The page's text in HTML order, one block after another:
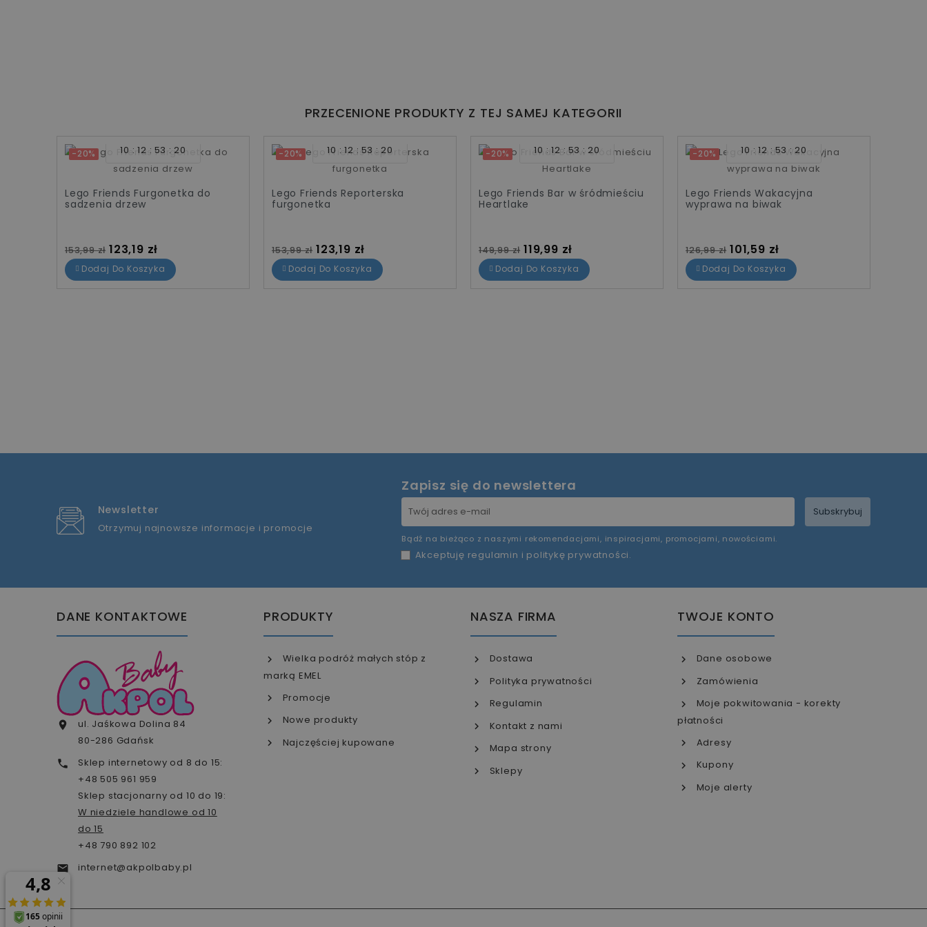
PRZECENIONE PRODUKTY Z TEJ SAMEJ KATEGORII
-20% 10 12 53 20
Lego Friends Furgonetka do
sadzenia drzew
Cena standardowa
153,99 zł Cena
123,19 zł
Dodaj Do Koszyka
-20% 10 12 53 20
Lego Friends Reporterska
furgonetka
Cena standardowa
153,99 zł Cena
123,19 zł
Dodaj Do Koszyka
-20% 10 12 53 20
Lego Friends Bar w śródmieściu
Heartlake
Cena standardowa
149,99 zł Cena
119,99 zł
Dodaj Do Koszyka
-20% 10 12 53 20
Lego Friends Wakacyjna
wyprawa na biwak
Cena standardowa
126,99 zł Cena
101,59 zł
Dodaj Do Koszyka
Newsletter
Otrzymuj najnowsze informacje i promocje
Zapisz się do newslettera
Subskrybuj
Bądź na bieżąco z naszymi rekomendacjami, inspiracjami, promocjami, nowościami.
Akceptuję regulamin i politykę prywatności.
DANE KONTAKTOWE

ul. Jaśkowa Dolina 84
80-286 Gdańsk

Sklep internetowy od 8 do 15:
+48 505 961 959
Sklep stacjonarny od 10 do 19:
W niedziele handlowe od 10
do 15
+48 790 892 102
 internet@akpolbaby.pl
PRODUKTY
Wielka podróż małych stóp z
marką EMEL
Promocje
Nowe produkty
Najczęściej kupowane
NASZA FIRMA
Dostawa
Polityka prywatności
Regulamin
Kontakt z nami
Mapa strony
Sklepy
TWOJE KONTO
Dane osobowe
Zamówienia
Moje pokwitowania - korekty
płatności
Adresy
Kupony
Moje alerty